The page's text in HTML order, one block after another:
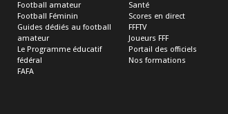
Football amateur
Football Féminin
Guides dédiés au football
amateur
Le Programme éducatif
fédéral
FAFA
Santé
Scores en direct
FFFTV
Joueurs FFF
Portail des officiels
Nos formations